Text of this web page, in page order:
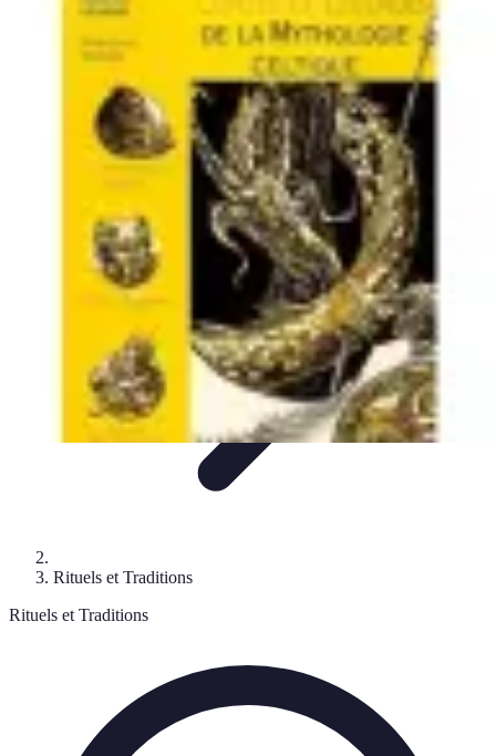
Legends Basket
Histoire des Légendes
Stratégie et TechniquesLégendes du
Records et Performances Tendances
Legends Basket
Rituels et Traditions
Rituels et Traditions